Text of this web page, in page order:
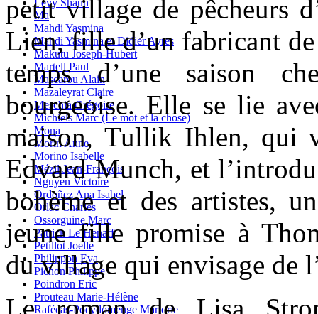
Lévy Shaun
Ma
Mahdi Yasmina
Mahdi Yasmina et Didier Ayres
Makutu Joseph-Hubert
Martell Paul
Mascarou Alain
Mazaleyrat Claire
Meschia Grégoire
Michiels Marc (Le mot et la chose)
Mona
Morin Anne
Morino Isabelle
Mézil Jean-François
Nguyen Victoire
Ordoñez Ana Isabel
Orlac Charles
Ossorguine Marc
Patrick Le Henaff
Petillot Joelle
Philippon Eva
Pichon Philippe
Poindron Eric
Prouteau Marie-Hélène
Rafécas-Poeydomenge Marjorie
petit village de pêcheurs
Lien, fille d’un fabricant
temps d’une saison
bourgeoise. Elle se lie
maison, Tullik Ihlen, qui
Edvard Munch, et
bohème et des artistes,
jeune fille promise à
du village qui envisage de